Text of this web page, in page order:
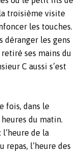
troisième visite
les touches.
déranger les gens
ses mains du
C aussi s’est
fois, dans le
du matin.
l’heure de la
repas, l’heure des